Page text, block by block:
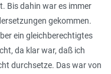
Bis dahin war es immer
gekommen.
ein gleichberechtigtes
da klar war, daß ich
durchsetze. Das war von